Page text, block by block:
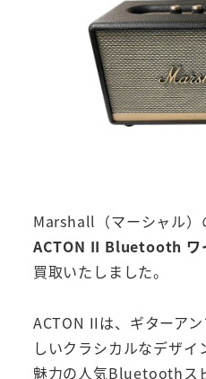
Marshall（マーシャル）
ACTON II Bluetooth ワ
買取いたしました。
ACTON IIは、ギターア
しいクラシカルなデザ
魅力の人気Bluetoothス